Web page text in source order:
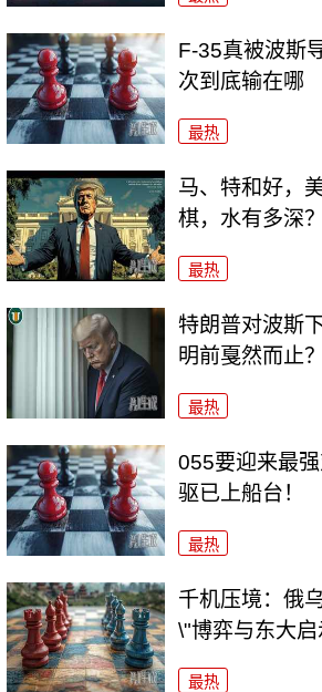
F-35真被波斯
次到底输在哪
最热
马、特和好，
棋，水有多深？
最热
特朗普对波斯
明前戛然而止？
最热
055要迎来最
驱已上船台！
最热
千机压境：俄
\"博弈与东大启
最热